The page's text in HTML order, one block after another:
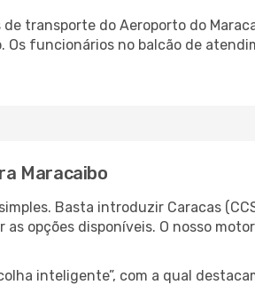
transporte do Aeroporto do
funcionários no balcão de
Maracaibo
Basta introduzir Caracas
as opções disponíveis. O nosso
inteligente”, com a qual